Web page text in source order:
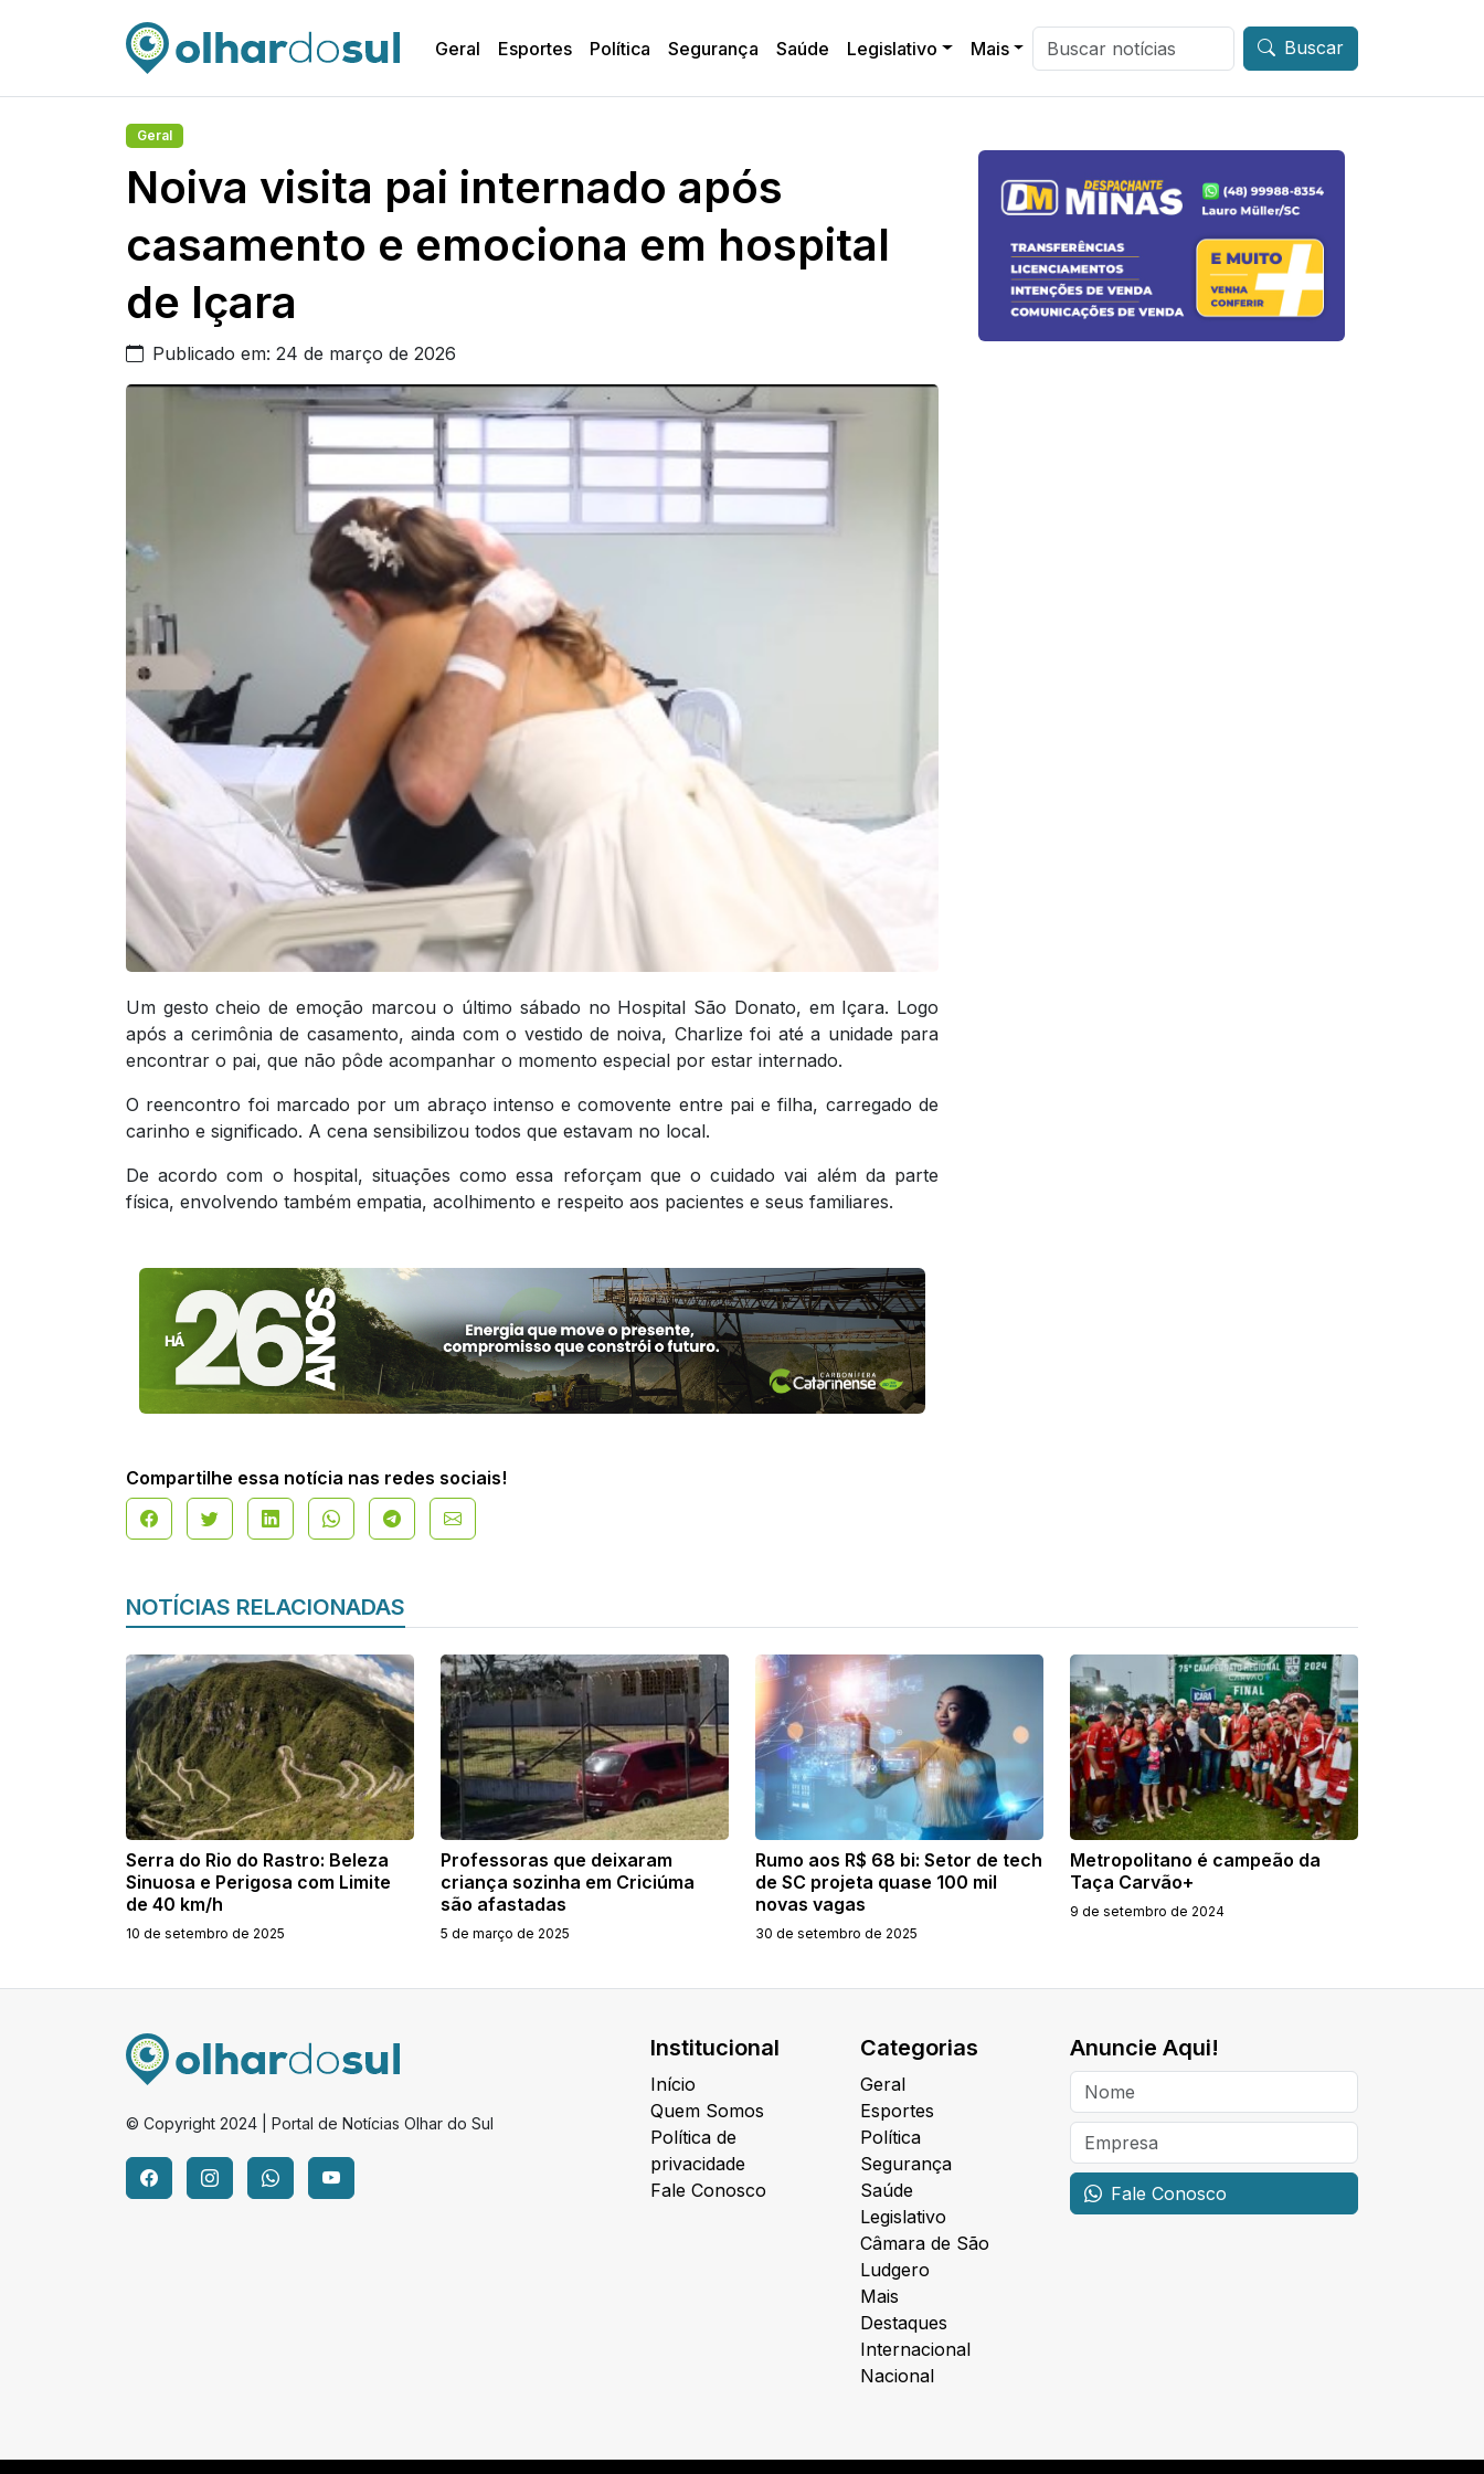
Geral Esportes Política Segurança Saúde Legislativo Mais Buscar
Geral
Noiva visita pai internado após
casamento e emociona em hospital
de Içara
Publicado em: 24 de março de 2026
Um gesto cheio de emoção marcou o último sábado no Hospital São Donato, em Içara. Logo
após a cerimônia de casamento, ainda com o vestido de noiva, Charlize foi até a unidade para
encontrar o pai, que não pôde acompanhar o momento especial por estar internado.
O reencontro foi marcado por um abraço intenso e comovente entre pai e filha, carregado de
carinho e significado. A cena sensibilizou todos que estavam no local.
De acordo com o hospital, situações como essa reforçam que o cuidado vai além da parte
física, envolvendo também empatia, acolhimento e respeito aos pacientes e seus familiares.
Compartilhe essa notícia nas redes sociais!
NOTÍCIAS RELACIONADAS
Serra do Rio do Rastro: Beleza
Sinuosa e Perigosa com Limite
de 40 km/h
10 de setembro de 2025
Professoras que deixaram
criança sozinha em Criciúma
são afastadas
5 de março de 2025
Rumo aos R$ 68 bi: Setor de tech
de SC projeta quase 100 mil
novas vagas
30 de setembro de 2025
Metropolitano é campeão da
Taça Carvão+
9 de setembro de 2024
© Copyright 2024 | Portal de Notícias Olhar do Sul
Institucional
Início
Quem Somos
Política de
privacidade
Fale Conosco
Categorias
Geral
Esportes
Política
Segurança
Saúde
Legislativo
Câmara de São
Ludgero
Mais
Destaques
Internacional
Nacional
Anuncie Aqui!
Fale Conosco